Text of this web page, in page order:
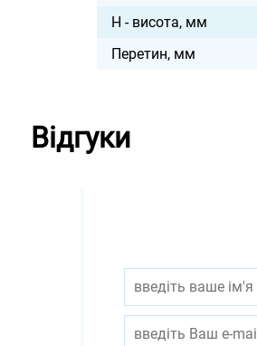
H - висота, мм
Перетин, мм
Відгуки